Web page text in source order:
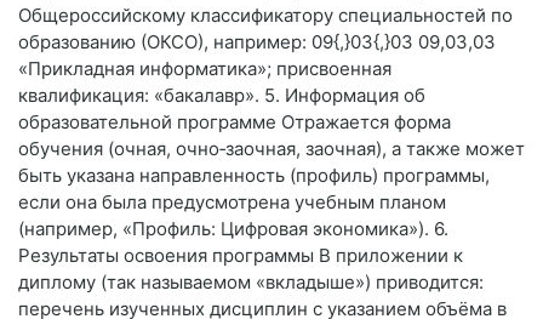
Общероссийскому классификатору специальностей по
образованию (ОКСО), например: 09{,}03{,}03 09,03,03
«Прикладная информатика»; присвоенная
квалификация: «бакалавр». 5. Информация об
образовательной программе Отражается форма
обучения (очная, очно‑заочная, заочная), а также может
быть указана направленность (профиль) программы,
если она была предусмотрена учебным планом
(например, «Профиль: Цифровая экономика»). 6.
Результаты освоения программы В приложении к
диплому (так называемом «вкладыше») приводится:
перечень изученных дисциплин с указанием объёма в